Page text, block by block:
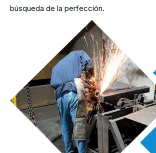
búsqueda de la perfección.